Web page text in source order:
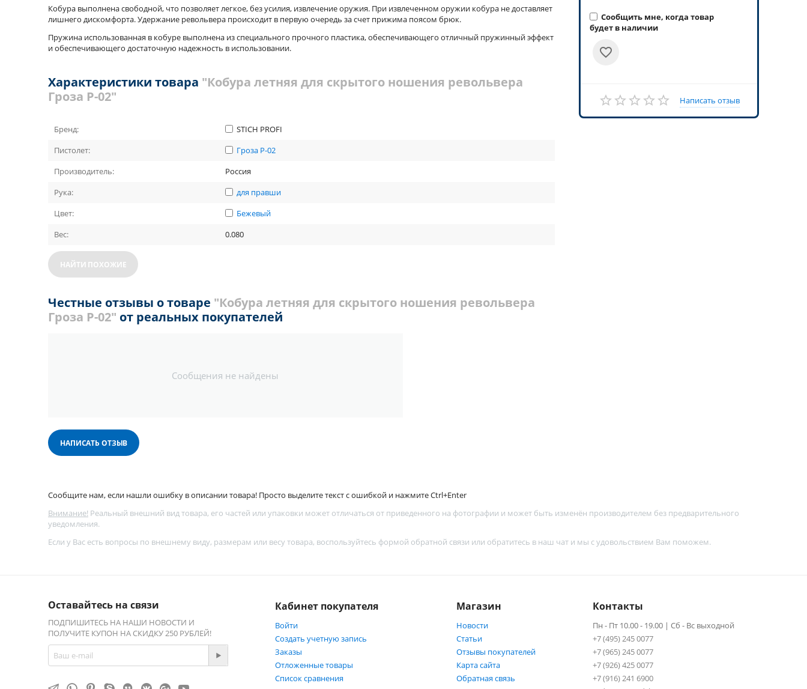
Сообщить мне, когда товар
будет в наличии
Написать отзыв
Кобура выполнена свободной, что позволяет легкое, без усилия, извлечение оружия. При извлеченном оружии кобура не доставляет
лишнего дискомфорта. Удержание револьвера происходит в первую очередь за счет прижима поясом брюк.
Пружина использованная в кобуре выполнена из специального прочного пластика, обеспечивающего отличный пружинный эффект
и обеспечивающего достаточную надежность в использовании.
Характеристики товара "Кобура летняя для скрытого ношения револьвера
Гроза Р-02"
Бренд:
STICH PROFI
Пистолет:
Гроза Р-02
Производитель:
Россия
Рука:
для правши
Цвет:
Бежевый
Вес:
0.080
НАЙТИ ПОХОЖИЕ
Честные отзывы о товаре "Кобура летняя для скрытого ношения револьвера
Гроза Р-02" от реальных покупателей
Сообщения не найдены
НАПИСАТЬ ОТЗЫВ
Сообщите нам, если нашли ошибку в описании товара! Просто выделите текст с ошибкой и нажмите Ctrl+Enter
Внимание! Реальный внешний вид товара, его частей или упаковки может отличаться от приведенного на фотографии и может быть изменён производителем без предварительного
уведомления.
Если у Вас есть вопросы по внешнему виду, размерам или весу товара, воспользуйтесь формой обратной связи или обратитесь в наш чат и мы с удовольствием Вам поможем.
Оставайтесь на связи
ПОДПИШИТЕСЬ НА НАШИ НОВОСТИ И
ПОЛУЧИТЕ КУПОН НА СКИДКУ 250 РУБЛЕЙ!
Кабинет покупателя
Войти
Создать учетную запись
Заказы
Отложенные товары
Список сравнения
Магазин
Новости
Статьи
Отзывы покупателей
Карта сайта
Обратная связь
Контакты
Пн - Пт 10.00 - 19.00 | Сб - Вс выходной
+7 (495) 245 0077
+7 (965) 245 0077
+7 (926) 425 0077
+7 (916) 241 6900